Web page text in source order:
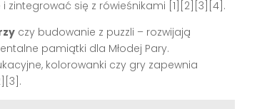
zintegrować się z rówieśnikami [1][2][3][4].
czy budowanie z puzzli – rozwijają
pamiątki dla Młodej Pary.
kolorowanki czy gry zapewnia